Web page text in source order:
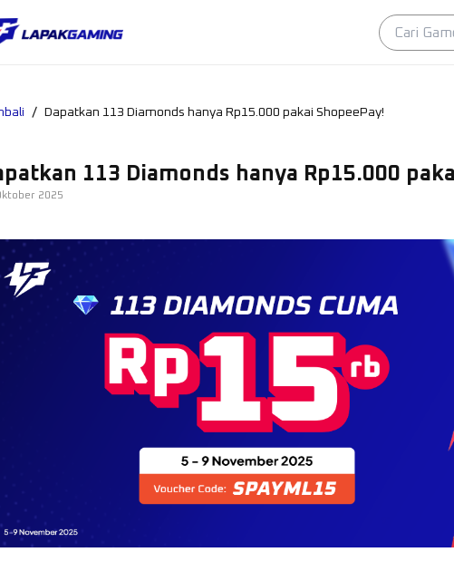
/ Dapatkan 113 Diamonds hanya Rp15.000 pakai ShopeePay!
113 Diamonds hanya Rp15.000
2025